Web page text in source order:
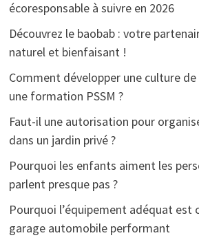
écoresponsable à suivre en 2026
Découvrez le baobab : votre
naturel et bienfaisant !
Comment développer une culture de
une formation PSSM ?
Faut-il une autorisation pour
dans un jardin privé ?
Pourquoi les enfants aiment les
parlent presque pas ?
Pourquoi l’équipement adéquat est
garage automobile performant